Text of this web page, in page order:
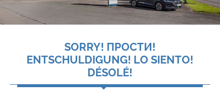
SORRY! ПРОСТИ!
ENTSCHULDIGUNG! LO SIENTO!
DÉSOLÉ!